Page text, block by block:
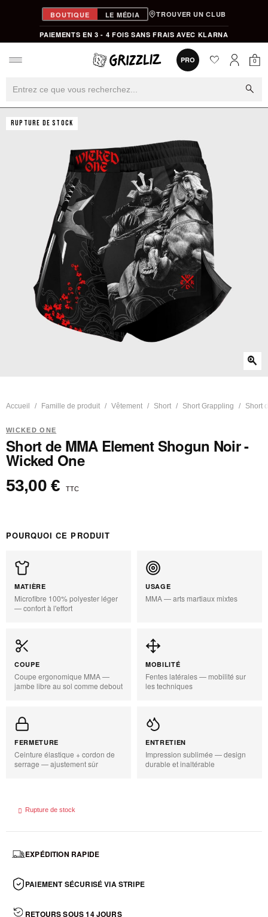
BOUTIQUE LE MÉDIA TROUVER UN CLUB
PAIEMENTS EN 3 - 4 FOIS SANS FRAIS AVEC KLARNA
PRO favorite0
0
search
RUPTURE DE STOCK
zoom_in
Accueil Famille de produit Vêtement Short Short Grappling Short
WICKED ONE
Short de MMA Element Shogun Noir -
Wicked One
53,00 € TTC
POURQUOI CE PRODUIT
MATIÈRE
Microfibre 100% polyester léger
— confort à l'effort
USAGE
MMA — arts martiaux mixtes
COUPE
Coupe ergonomique MMA —
jambe libre au sol comme debout
MOBILITÉ
Fentes latérales — mobilité sur
les techniques
FERMETURE
Ceinture élastique + cordon de
serrage — ajustement sûr
ENTRETIEN
Impression sublimée — design
durable et inaltérable
 Rupture de stock
EXPÉDITION RAPIDE
PAIEMENT SÉCURISÉ VIA STRIPE
RETOURS SOUS 14 JOURS